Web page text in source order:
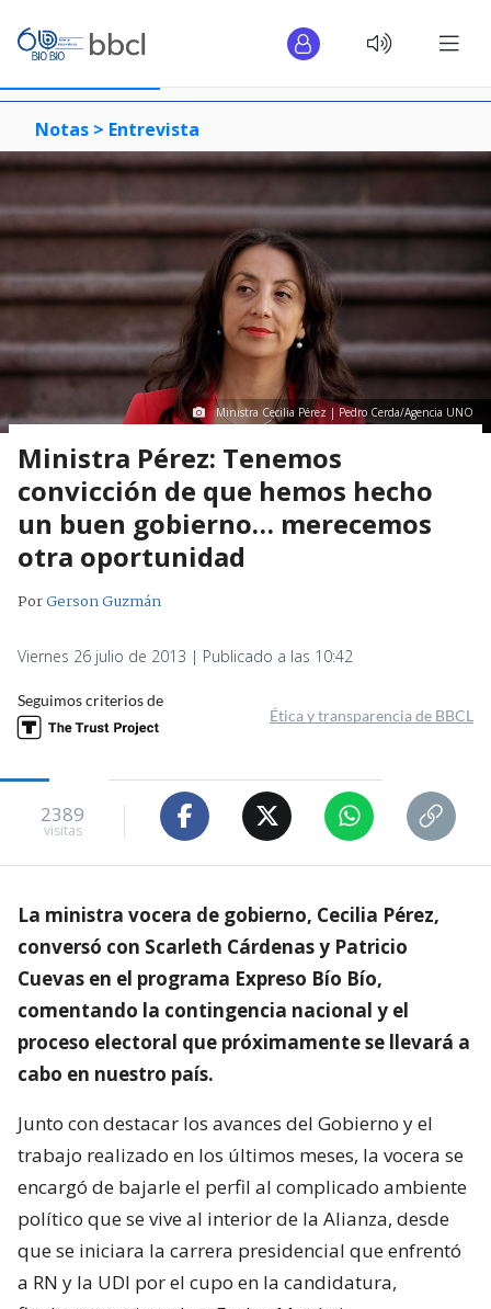
Notas > Entrevista
Ministra Cecilia Pérez | Pedro Cerda/Agencia UNO
Ministra Pérez: Tenemos
convicción de que hemos hecho
un buen gobierno… merecemos
otra oportunidad
PorGerson Guzmán
Viernes 26 julio de 2013 | Publicado a las 10:42
Seguimos criterios de
Ética y transparencia de BBCL
2389
visitas
La ministra vocera de gobierno, Cecilia Pérez,
conversó con Scarleth Cárdenas y Patricio
Cuevas en el programa Expreso Bío Bío,
comentando la contingencia nacional y el
proceso electoral que próximamente se llevará a
cabo en nuestro país.
Junto con destacar los avances del Gobierno y el
trabajo realizado en los últimos meses, la vocera se
encargó de bajarle el perfil al complicado ambiente
político que se vive al interior de la Alianza, desde
que se iniciara la carrera presidencial que enfrentó
a RN y la UDI por el cupo en la candidatura,